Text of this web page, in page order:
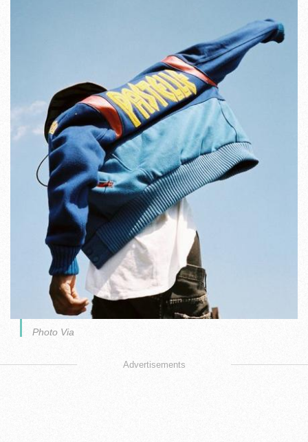
Photo Via
Advertisements